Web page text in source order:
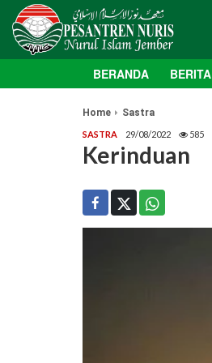
BERANDA BERITA
Home Sastra
SASTRA 29/08/2022 585
Kerinduan